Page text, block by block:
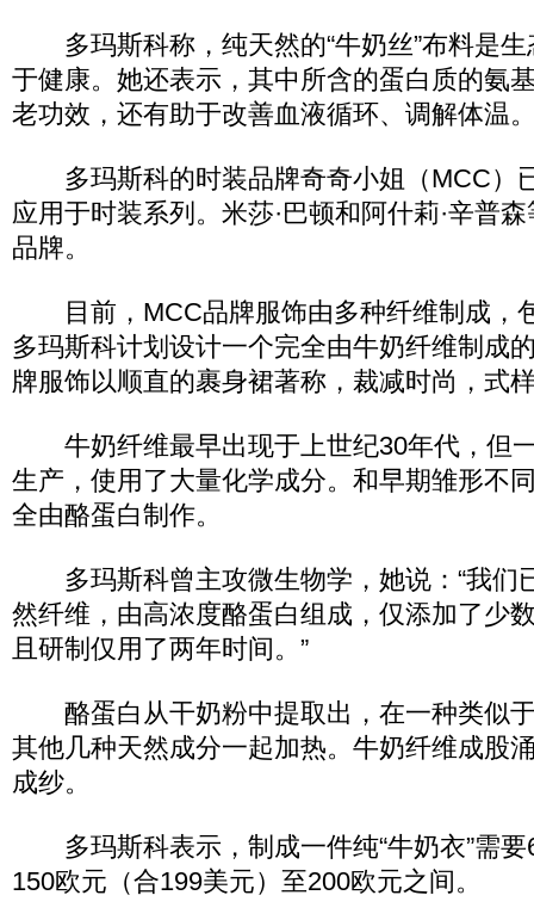
多玛斯科称，纯天然的“牛奶丝”布料是生
于健康。她还表示，其中所含的蛋白质的氨
老功效，还有助于改善血液循环、调解体温
多玛斯科的时装品牌奇奇小姐（MCC）
应用于时装系列。米莎·巴顿和阿什莉·辛普
品牌。
目前，MCC品牌服饰由多种纤维制成，包
多玛斯科计划设计一个完全由牛奶纤维制成
牌服饰以顺直的裹身裙著称，裁减时尚，式
牛奶纤维最早出现于上世纪30年代，但
生产，使用了大量化学成分。和早期雏形不
全由酪蛋白制作。
多玛斯科曾主攻微生物学，她说：“我们
然纤维，由高浓度酪蛋白组成，仅添加了少
且研制仅用了两年时间。”
酪蛋白从干奶粉中提取出，在一种类似
其他几种天然成分一起加热。牛奶纤维成股
成纱。
多玛斯科表示，制成一件纯“牛奶衣”需要
150欧元（合199美元）至200欧元之间。